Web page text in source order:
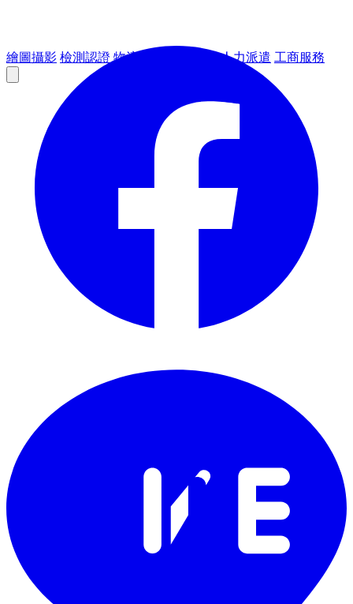
繪圖攝影 檢測認證 物流倉儲 人力派遣 工商服務